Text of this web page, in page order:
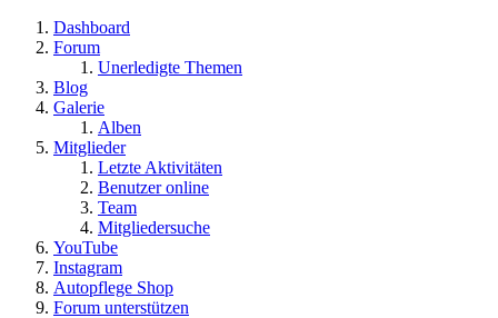
Dashboard
Forum
Unerledigte Themen
Blog
Galerie
Alben
Mitglieder
Letzte Aktivitäten
Benutzer online
Team
Mitgliedersuche
YouTube
Instagram
Autopflege Shop
Forum unterstützen